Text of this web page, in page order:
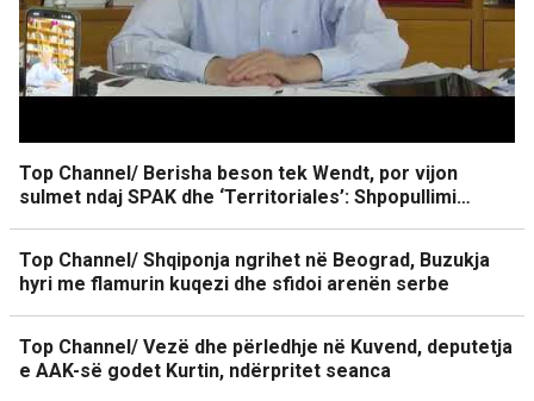
Top Channel/ Berisha beson tek Wendt, por vijon
sulmet ndaj SPAK dhe ‘Territoriales’: Shpopullimi…
Top Channel/ Shqiponja ngrihet në Beograd, Buzukja
hyri me flamurin kuqezi dhe sfidoi arenën serbe
Top Channel/ Vezë dhe përledhje në Kuvend, deputetja
e AAK-së godet Kurtin, ndërpritet seanca